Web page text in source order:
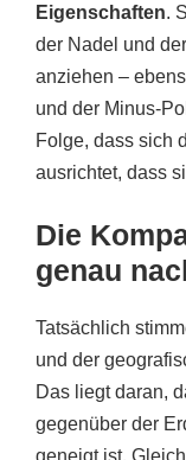
Eigenschaften.
der Nadel und
anziehen –
und der Minus-
Folge, dass sich
ausrichtet, dass
Die
genau
Tatsächlich
und der
Das liegt daran,
gegenüber der
geneigt ist.